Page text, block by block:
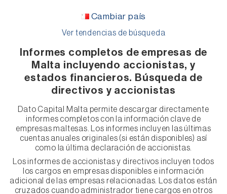
Cambiar país
Ver tendencias de búsqueda
Informes completos de empresas de
Malta incluyendo accionistas, y
estados financieros. Búsqueda de
directivos y accionistas
Dato Capital Malta permite descargar directamente
informes completos con la información clave de
empresas maltesas. Los informes incluyen las últimas
cuentas anuales originales (si están disponibles) así
como la última declaración de accionistas.
Los informes de accionistas y directivos incluyen todos
los cargos en empresas disponibles e información
adicional de las empresas relacionadas. Los datos están
cruzados cuando administrador tiene cargos en otros